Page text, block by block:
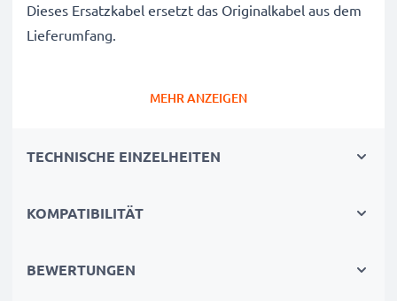
Dieses Ersatzkabel ersetzt das Originalkabel aus dem
Lieferumfang.
✔ Kamera an Laptop PC, Computer, Notebook
✔ Schnelle Datenübertragung - Aufnahmen,
MEHR ANZEIGEN
TECHNISCHE EINZELHEITEN
KOMPATIBILITÄT
BEWERTUNGEN